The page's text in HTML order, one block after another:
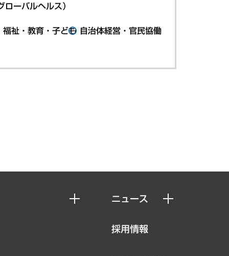
ーバルヘルス）
福祉・教育・子ども 自治体経営・官民協働
ニュース
採用情報